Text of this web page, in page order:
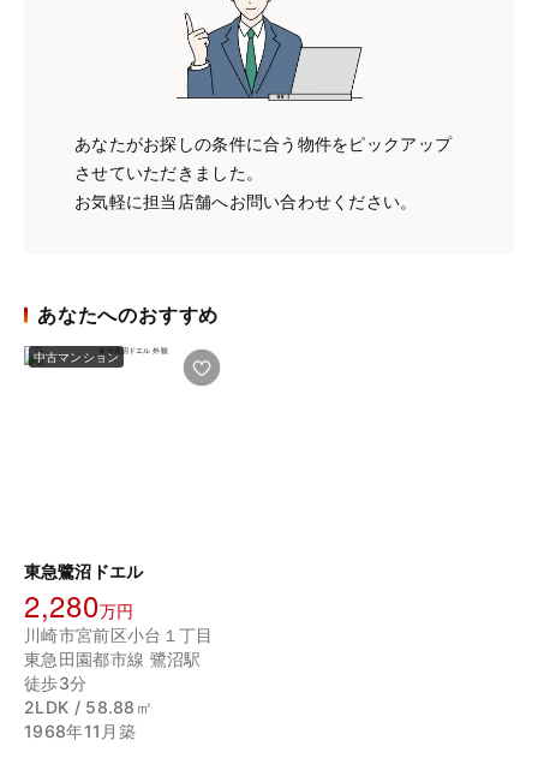
あなたがお探しの条件に合う物件をピックアップ
させていただきました。
お気軽に担当店舗へお問い合わせください。
あなたへのおすすめ
中古マンション
東急鷺沼ドエル
2,280万円
川崎市宮前区小台１丁目
東急田園都市線 鷺沼駅
徒歩3分
2LDK / 58.88㎡
1968年11月築